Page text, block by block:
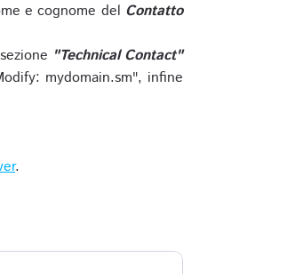
e cognome del Contatto
"Technical Contact"
mydomain.sm", infine
.